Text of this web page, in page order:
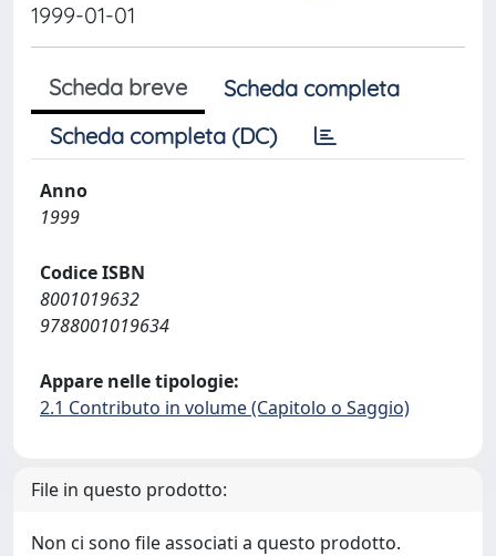
1999-01-01
Scheda breve
Scheda completa
Scheda completa (DC)
Anno
1999
Codice ISBN
8001019632
9788001019634
Appare nelle tipologie:
2.1 Contributo in volume (Capitolo o Saggio)
File in questo prodotto:
Non ci sono file associati a questo prodotto.